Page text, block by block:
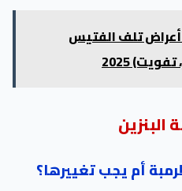
أعراض تلف الفتيس
2025
أم يجب تغييرها؟